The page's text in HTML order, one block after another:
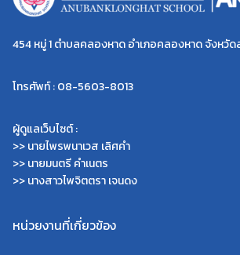
454 หมู่ 1 ตำบลคลองหาด อำเภอคลองหาด จังหวั
โทรศัพท์ : 08-5603-8013
ผู้ดูแลเว็บไซต์ :
>> นายไพรพนาเวส เลิศคำ
>> นายมนตรี คำเนตร
>> นางสาวไพจิตตรา เจนดง
หน่วยงานที่เกี่ยวข้อง